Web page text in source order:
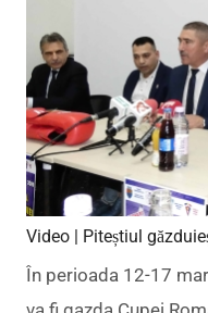
Video | Piteștiul
În perioada 12-17